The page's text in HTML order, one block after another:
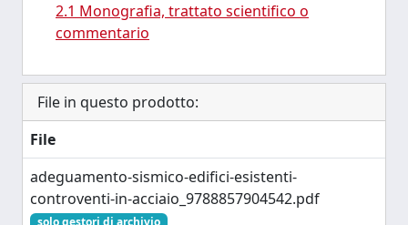
2.1 Monografia, trattato scientifico o
commentario
File in questo prodotto:
File
adeguamento-sismico-edifici-esistenti-
controventi-in-acciaio_9788857904542.pdf
solo gestori di archivio